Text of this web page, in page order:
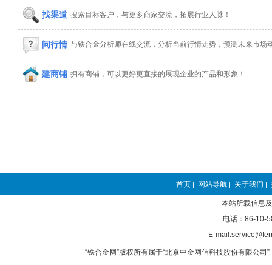
找渠道 搜索目标客户，与更多商家交流，拓展行业人脉！
问行情 与铁合金分析师在线交流，分析当前行情走势，预测未来市场
建商铺 拥有商铺，可以更好更直接的展现企业的产品和形象！
首页 | 网站导航 | 关于我们 |
本站所载信息
电话：86-10-
E-
“铁合金网”版权所有属于“北京中金网信科技股份有限公司